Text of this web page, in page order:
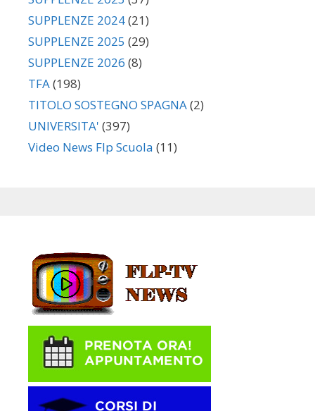
SUPPLENZE 2024(21)
SUPPLENZE 2025 (29)
SUPPLENZE 2026 (8)
TFA(198)
TITOLO SOSTEGNO SPAGNA(2)
UNIVERSITA' (397)
Video News Flp Scuola (11)